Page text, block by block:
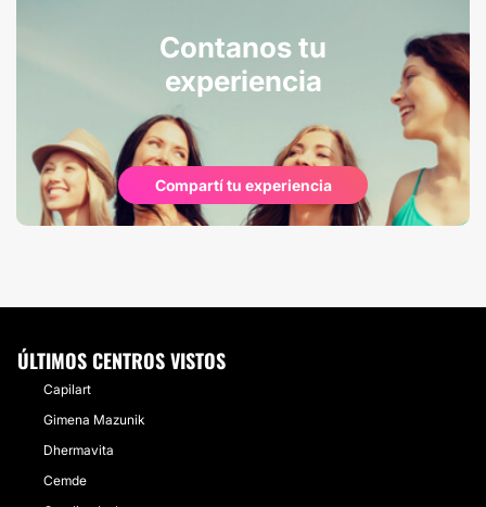
Contanos tu
experiencia
Compartí tu experiencia
ÚLTIMOS CENTROS VISTOS
Capilart
Gimena Mazunik
Dhermavita
Cemde